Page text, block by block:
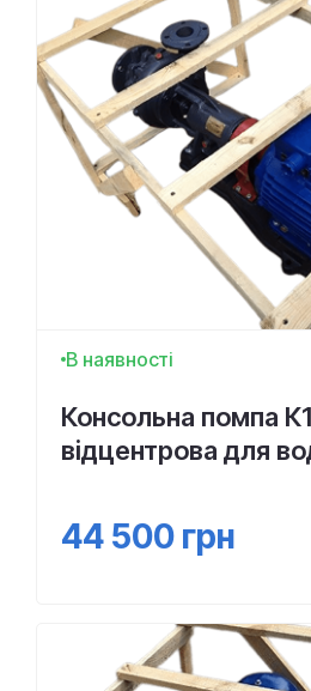
В наявності
Консольна помпа
відцентрова для
44 500 грн